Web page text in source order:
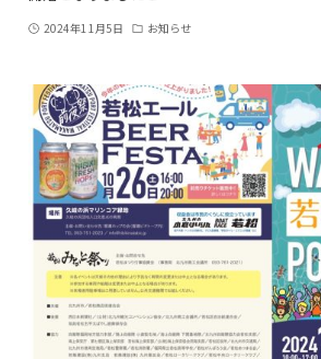
2024年11月5日 お知らせ